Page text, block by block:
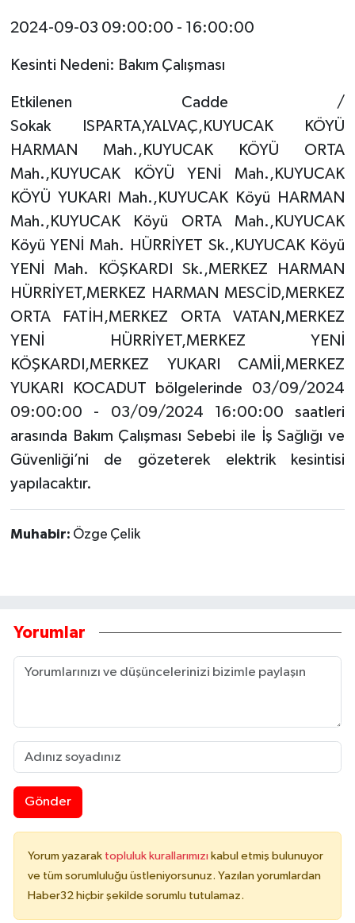
2024-09-03 09:00:00 - 16:00:00
Kesinti Nedeni: Bakım Çalışması
Etkilenen Cadde /
Sokak ISPARTA,YALVAÇ,KUYUCAK KÖYÜ
HARMAN Mah.,KUYUCAK KÖYÜ ORTA
Mah.,KUYUCAK KÖYÜ YENİ Mah.,KUYUCAK
KÖYÜ YUKARI Mah.,KUYUCAK Köyü HARMAN
Mah.,KUYUCAK Köyü ORTA Mah.,KUYUCAK
Köyü YENİ Mah. HÜRRİYET Sk.,KUYUCAK Köyü
YENİ Mah. KÖŞKARDI Sk.,MERKEZ HARMAN
HÜRRİYET,MERKEZ HARMAN MESCİD,MERKEZ
ORTA FATİH,MERKEZ ORTA VATAN,MERKEZ
YENİ HÜRRİYET,MERKEZ YENİ
KÖŞKARDI,MERKEZ YUKARI CAMİİ,MERKEZ
YUKARI KOCADUT bölgelerinde 03/09/2024
09:00:00 - 03/09/2024 16:00:00 saatleri
arasında Bakım Çalışması Sebebi ile İş Sağlığı ve
Güvenliği’ni de gözeterek elektrik kesintisi
yapılacaktır.
Muhabir: Özge Çelik
Yorumlar
Gönder
Yorum yazarak topluluk kurallarımızı kabul etmiş bulunuyor
ve tüm sorumluluğu üstleniyorsunuz. Yazılan yorumlardan
Haber32 hiçbir şekilde sorumlu tutulamaz.